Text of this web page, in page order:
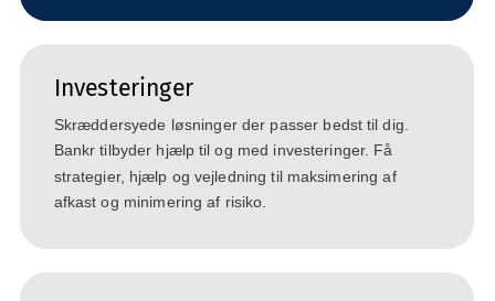
Investeringer
Skræddersyede løsninger der passer bedst til dig.
Bankr tilbyder hjælp til og med investeringer. Få
strategier, hjælp og vejledning til maksimering af
afkast og minimering af risiko.